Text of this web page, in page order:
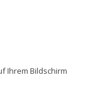
Ihrem Bildschirm